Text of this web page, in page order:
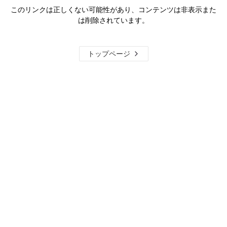
このリンクは正しくない可能性があり、コンテンツは非表示また
は削除されています。
トップページ